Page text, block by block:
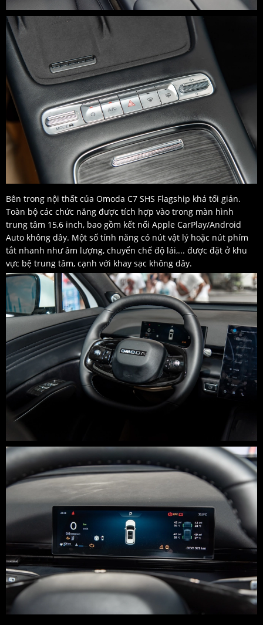
Bên trong nội thất của Omoda C7 SHS Flagship khá tối giản.
Toàn bộ các chức năng được tích hợp vào trong màn hình
trung tâm 15,6 inch, bao gồm kết nối Apple CarPlay/Android
Auto không dây. Một số tính năng có nút vật lý hoặc nút phím
tắt nhanh như âm lượng, chuyển chế độ lái,... được đặt ở khu
vực bệ trung tâm, cạnh với khay sạc không dây.